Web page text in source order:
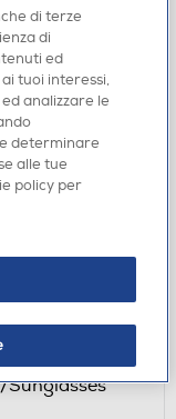
Sunglasses
di terze
di
ed
tuoi interessi,
analizzare le
determinare
alle tue
policy per